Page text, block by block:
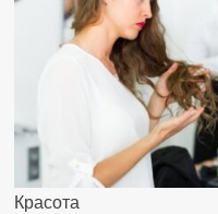
Красота